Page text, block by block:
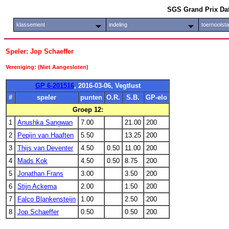
SGS Grand Prix
klassement indeling
Speler: Jop Schaeffer
Vereniging: (Niet Aangesloten)
GP 6-201516, 2016-03-06, Vegtlust
#
speler punten O.R. S.B.
GP-elo
Groep 12:
1
Anushka Sangwan 7.00 21.00
200
2
Pepijn van Haaften 5.50 13.25
200
3
Thijs van Deventer 4.50 0.50 11.00
200
4
Mads Kok 4.50 0.50 8.75
200
5
Jonathan Frans 3.00 3.50
200
6
Stijn Ackema 2.00 1.50
200
7
Falco Blankensteijn 1.00 2.50
200
8
Jop Schaeffer 0.50 0.50 200